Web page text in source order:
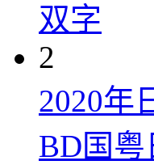
双字
2
2020年
BD国粤